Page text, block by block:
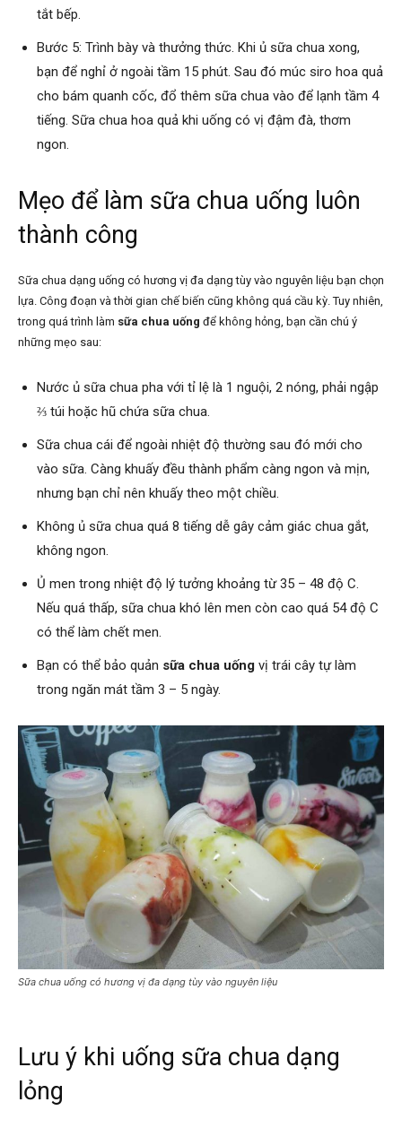
tắt bếp.
Bước 5: Trình bày và thưởng thức. Khi ủ sữa chua xong,
bạn để nghỉ ở ngoài tầm 15 phút. Sau đó múc siro hoa quả
cho bám quanh cốc, đổ thêm sữa chua vào để lạnh tầm 4
tiếng. Sữa chua hoa quả khi uống có vị đậm đà, thơm
ngon.
Mẹo để làm sữa chua uống luôn
thành công
Sữa chua dạng uống có hương vị đa dạng tùy vào nguyên liệu bạn chọn
lựa. Công đoạn và thời gian chế biến cũng không quá cầu kỳ. Tuy nhiên,
trong quá trình làm sữa chua uống để không hỏng, bạn cần chú ý
những mẹo sau:
Nước ủ sữa chua pha với tỉ lệ là 1 nguội, 2 nóng, phải ngập
⅔ túi hoặc hũ chứa sữa chua.
Sữa chua cái để ngoài nhiệt độ thường sau đó mới cho
vào sữa. Càng khuấy đều thành phẩm càng ngon và mịn,
nhưng bạn chỉ nên khuấy theo một chiều.
Không ủ sữa chua quá 8 tiếng dễ gây cảm giác chua gắt,
không ngon.
Ủ men trong nhiệt độ lý tưởng khoảng từ 35 – 48 độ C.
Nếu quá thấp, sữa chua khó lên men còn cao quá 54 độ C
có thể làm chết men.
Bạn có thể bảo quản sữa chua uống vị trái cây tự làm
trong ngăn mát tầm 3 – 5 ngày.
Sữa chua uống có hương vị đa dạng tùy vào nguyên liệu
Lưu ý khi uống sữa chua dạng
lỏng